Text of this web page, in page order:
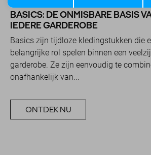
BASICS: DE ONMISBARE BASIS
IEDERE GARDEROBE
Basics zijn tijdloze kledingstukken die
belangrijke rol spelen binnen een
garderobe. Ze zijn eenvoudig te
onafhankelijk van...
ONTDEK NU